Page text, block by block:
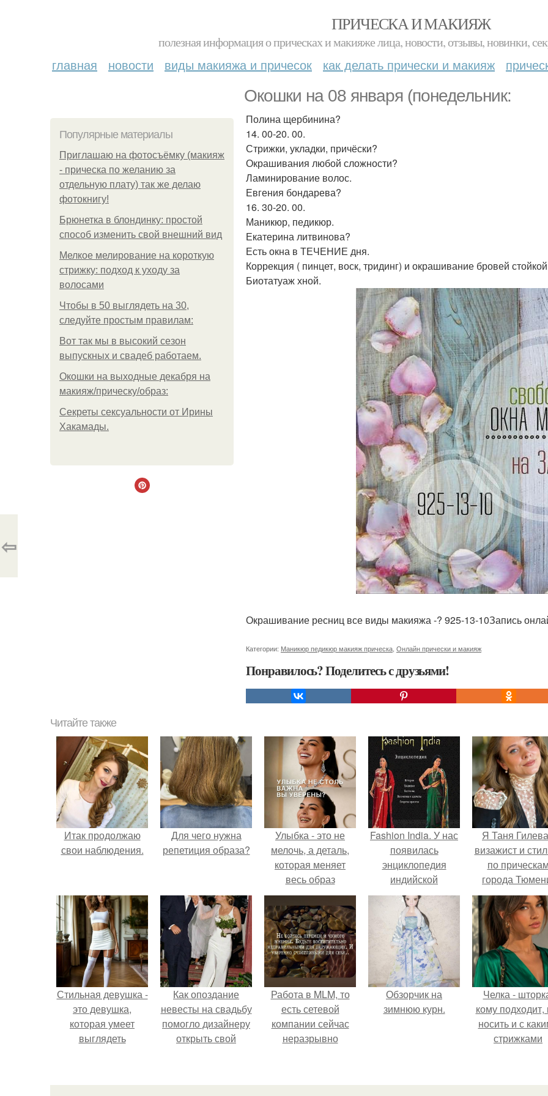
ПРИЧЕСКА И МАКИЯЖ
полезная информация о прическах и макияже лица, новости, отзывы, новинки,
главная новости виды макияжа и причесок как делать прически и макияж
Окошки на 08 января (понедельник:
Популярные материалы
Приглашаю на фотосъёмку (макияж
- прическа по желанию за
отдельную плату) так же делаю
фотокнигу!
Брюнетка в блондинку: простой
способ изменить свой внешний вид
Мелкое мелирование на короткую
стрижку: подход к уходу за
волосами
Чтобы в 50 выглядеть на 30,
следуйте простым правилам:
Вот так мы в высокий сезон
выпускных и свадеб работаем.
Окошки на выходные декабря на
макияж/прическу/образ:
Секреты сексуальности от Ирины
Хакамады.
Полина щербинина?
14. 00-20. 00.
Стрижки, укладки, причёски?
Окрашивания любой сложности?
Ламинирование волос.
Евгения бондарева?
16. 30-20. 00.
Маникюр, педикюр.
Екатерина литвинова?
Есть окна в ТЕЧЕНИЕ дня.
Коррекция ( пинцет, воск, тридинг) и окрашивание бровей
Биотатуаж хной.
Окрашивание ресниц все виды макияжа -? 925-13-10Запись
Категории: Маникюр педикюр макияж прическа Онлайн прически и макияж
Понравилось? Поделитесь с друзьями!
⇦
Читайте также
Итак продолжаю
свои наблюдения.
Для чего нужна
репетиция образа?
Улыбка - это не
мелочь, а деталь,
которая меняет
весь образ
человека.
Fashion India. У нас
появилась
энциклопедия
индийской
национальной
одежды от
издательства канон
- плюс.
Я Таня
визажист и
по
города
Стильная девушка -
это девушка,
которая умеет
выглядеть
ситуации.
Как опоздание
невесты на свадьбу
помогло дизайнеру
открыть свой
Работа в MLM, то
есть сетевой
компании сейчас
неразрывно
своей страницы в
Обзорчик на
зимнюю курн.
Челка -
кому подходит,
носить и с
стрижками